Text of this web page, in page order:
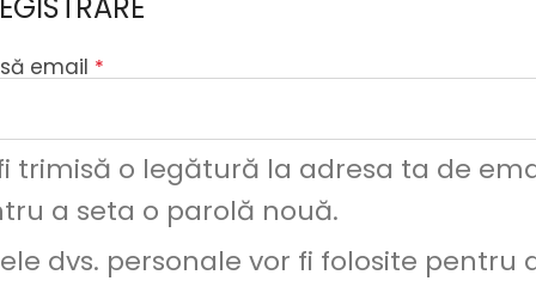
email *
trimisă o legătură la adresa ta de
a seta o parolă nouă.
dvs. personale vor fi folosite pentru